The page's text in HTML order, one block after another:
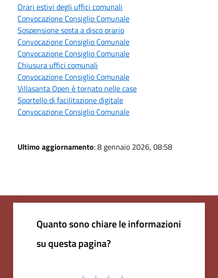
Orari estivi degli uffici comunali
Convocazione Consiglio Comunale
Sospensione sosta a disco orario
Convocazione Consiglio Comunale
Convocazione Consiglio Comunale
Chiusura uffici comunali
Convocazione Consiglio Comunale
Villasanta Open è tornato nelle case
Sportello di facilitazione digitale
Convocazione Consiglio Comunale
Ultimo aggiornamento: 8 gennaio 2026, 08:58
Quanto sono chiare le informazioni
su questa pagina?